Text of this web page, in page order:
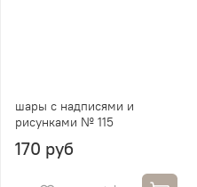
шары с надписями и
рисунками № 115
170 руб